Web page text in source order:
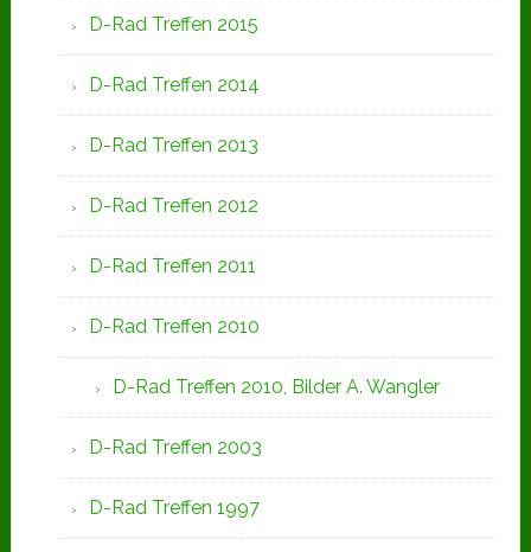
D-Rad Treffen 2015
D-Rad Treffen 2014
D-Rad Treffen 2013
D-Rad Treffen 2012
D-Rad Treffen 2011
D-Rad Treffen 2010
D-Rad Treffen 2010, Bilder A. Wangler
D-Rad Treffen 2003
D-Rad Treffen 1997